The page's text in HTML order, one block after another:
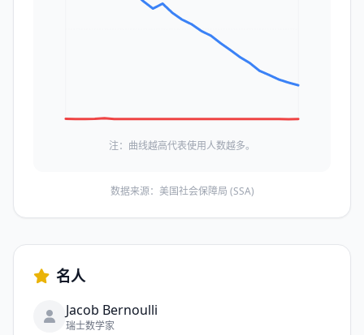
注：曲线越高代表使用人数越多。
数据来源：美国社会保障局 (SSA)
名人
Jacob Bernoulli
瑞士数学家